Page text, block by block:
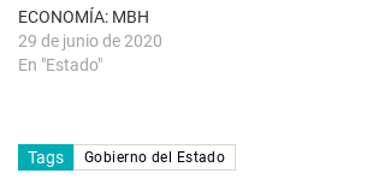
a
)
ECONOMÍA: MBH
29 de junio de 2020
En "Estado"
Tags Gobierno del Estado